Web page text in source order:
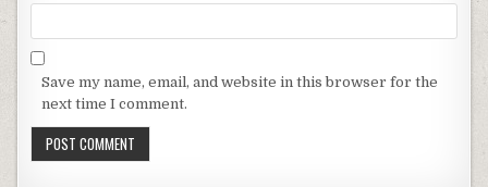
Save my name, email, and website in this browser for the
next time I comment.